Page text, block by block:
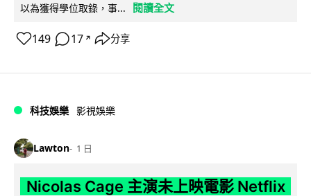
以為獲得學位取錄，事...
閱讀全文
149 17 ↗ 分享
科技娛樂 影視娛樂
Lawton 1 日
Nicolas Cage 主演未上映電影 Netflix